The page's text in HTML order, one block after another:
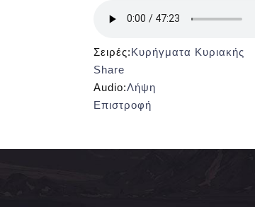
Σειρές:Κυρήγματα Κυριακής
Share
Audio:Λήψη
Επιστροφή